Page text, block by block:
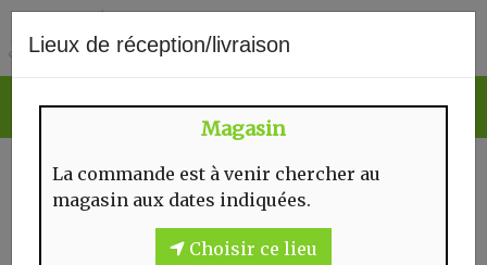
Lieux de réception/livraison
Magasin
La commande est à venir chercher au
magasin aux dates indiquées.
Choisir ce lieu
BOULANGERIE